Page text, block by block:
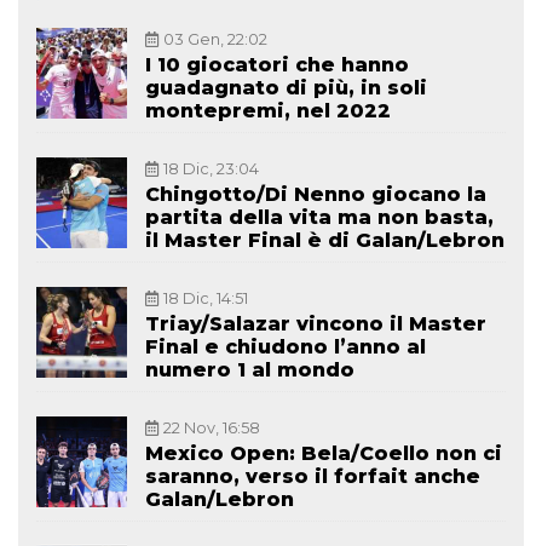
03 Gen, 22:02
I 10 giocatori che hanno
guadagnato di più, in soli
montepremi, nel 2022
18 Dic, 23:04
Chingotto/Di Nenno giocano la
partita della vita ma non basta,
il Master Final è di Galan/Lebron
18 Dic, 14:51
Triay/Salazar vincono il Master
Final e chiudono l’anno al
numero 1 al mondo
22 Nov, 16:58
Mexico Open: Bela/Coello non ci
saranno, verso il forfait anche
Galan/Lebron